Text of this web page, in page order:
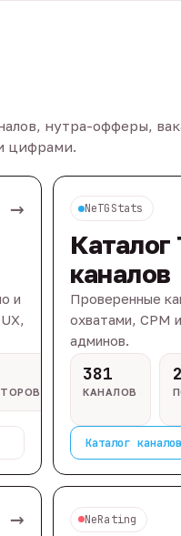
нутра-офферы,
цифрами.
→
и
NeTGStats
Каталог
каналов
Проверенные
охватами, CPM
админов.
381
КАНАЛОВ
Каталог каналов
→ NeRating